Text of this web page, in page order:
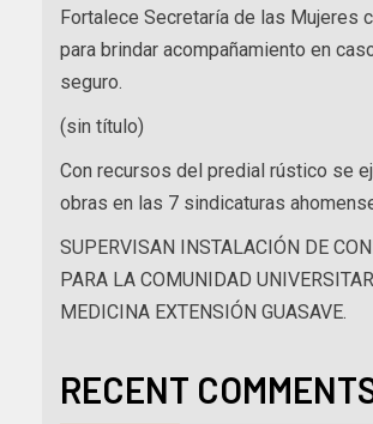
Fortalece Secretaría de las Mujeres
para brindar acompañamiento en
seguro.
(sin título)
Con recursos del predial rústico se
obras en las 7 sindicaturas
SUPERVISAN INSTALACIÓN DE
PARA LA COMUNIDAD
MEDICINA EXTENSIÓN GUASAVE.
RECENT